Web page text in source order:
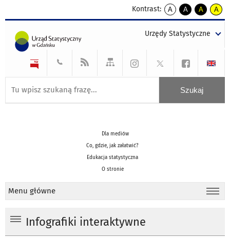
Kontrast:
A
kontrast
A
kontrast
tekst
czarnym
A
kontrast
tekst
czarnym
A
tekst
żółtym
Urzędy Statystyczne
Dla mediów
Co, gdzie, jak załatwić?
Edukacja statystyczna
O stronie
Menu główne
Infografiki interaktywne